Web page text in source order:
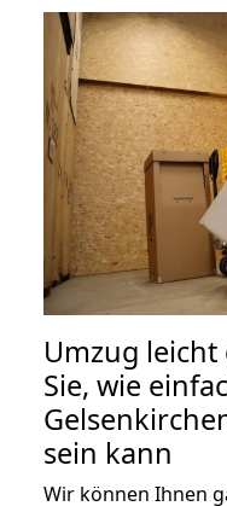
Umzug
Sie, wie
sein kann
Wir können Ihnen